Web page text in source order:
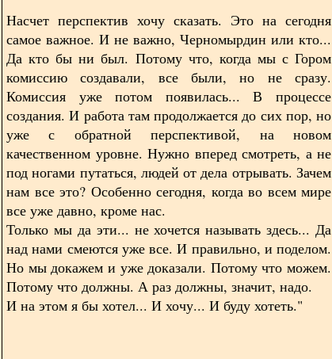
Насчет перспектив хочу сказать. Это на сегодня
самое важное. И не важно, Черномырдин или кто...
Да кто бы ни был. Потому что, когда мы с Гором
комиссию создавали, все были, но не сразу.
Комиссия уже потом появилась... В процессе
создания. И работа там продолжается до сих пор, но
уже с обратной перспективой, на новом
качественном уровне. Нужно вперед смотреть, а не
под ногами путаться, людей от дела отрывать. Зачем
нам все это? Особенно сегодня, когда во всем мире
все уже давно, кроме нас.
Только мы да эти... не хочется называть здесь... Да
над нами смеются уже все. И правильно, и поделом.
Но мы докажем и уже доказали. Потому что можем.
Потому что должны. А раз должны, значит, надо.
И на этом я бы хотел... И хочу... И буду хотеть."